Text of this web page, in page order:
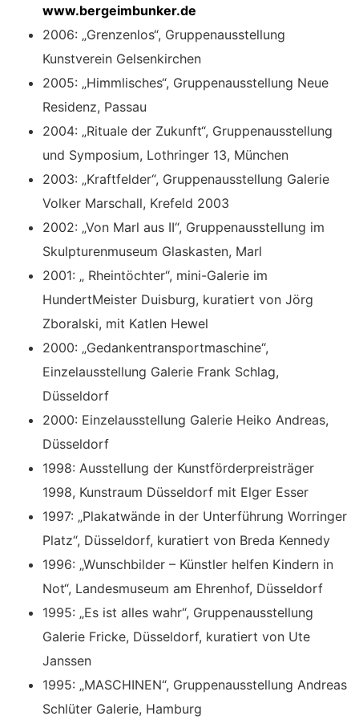
www.bergeimbunker.de
2006: „Grenzenlos“, Gruppenausstellung
Kunstverein Gelsenkirchen
2005: „Himmlisches“, Gruppenausstellung Neue
Residenz, Passau
2004: „Rituale der Zukunft“, Gruppenausstellung
und Symposium, Lothringer 13, München
2003: „Kraftfelder“, Gruppenausstellung Galerie
Volker Marschall, Krefeld 2003
2002: „Von Marl aus II“, Gruppenausstellung im
Skulpturenmuseum Glaskasten, Marl
2001: „ Rheintöchter“, mini-Galerie im
HundertMeister Duisburg, kuratiert von Jörg
Zboralski, mit Katlen Hewel
2000: „Gedankentransportmaschine“,
Einzelausstellung Galerie Frank Schlag,
Düsseldorf
2000: Einzelausstellung Galerie Heiko Andreas,
Düsseldorf
1998: Ausstellung der Kunstförderpreisträger
1998, Kunstraum Düsseldorf mit Elger Esser
1997: „Plakatwände in der Unterführung Worringer
Platz“, Düsseldorf, kuratiert von Breda Kennedy
1996: „Wunschbilder – Künstler helfen Kindern in
Not“, Landesmuseum am Ehrenhof, Düsseldorf
1995: „Es ist alles wahr“, Gruppenausstellung
Galerie Fricke, Düsseldorf, kuratiert von Ute
Janssen
1995: „MASCHINEN“, Gruppenausstellung Andreas
Schlüter Galerie, Hamburg